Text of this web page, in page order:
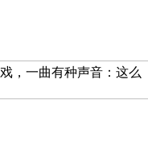
，一曲有种声音：这么